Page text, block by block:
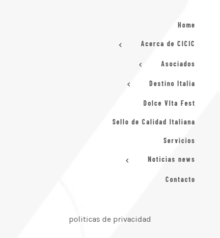
Home
Acerca de CICIC
Asociados
Destino Italia
Dolce VIta Fest
Sello de Calidad Italiana
Servicios
Noticias news
Contacto
politicas de privacidad